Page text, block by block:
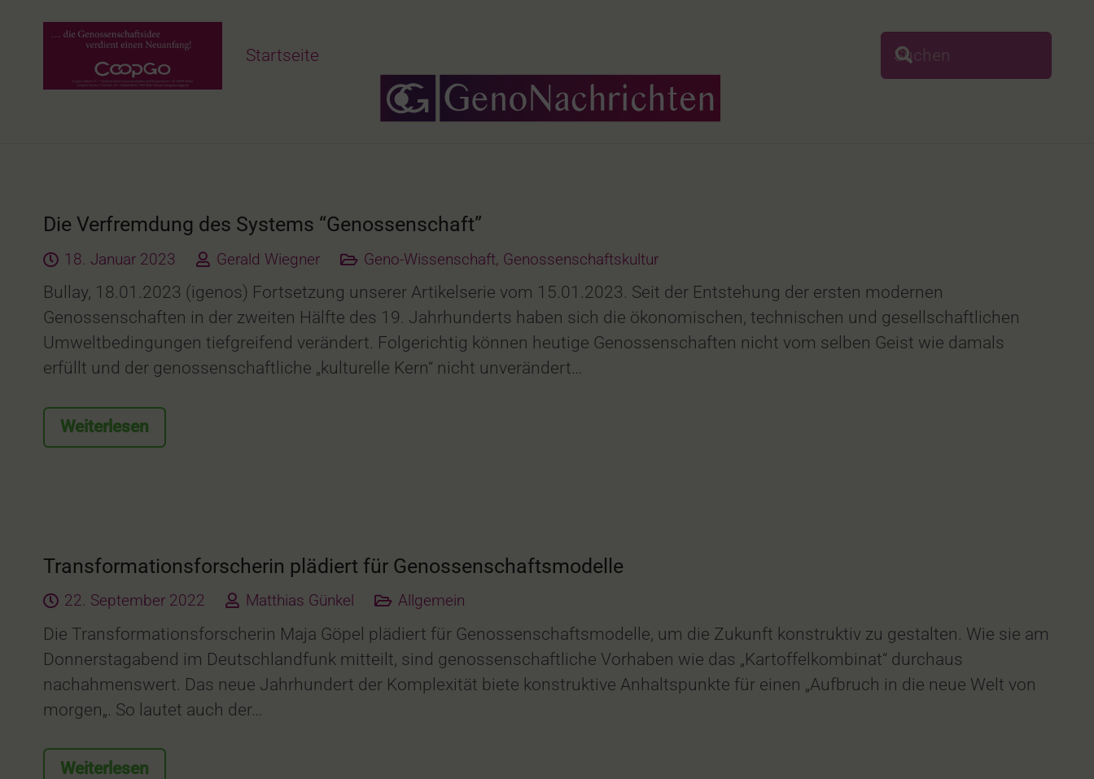
Startseite
Die Verfremdung des Systems “Genossenschaft”
18. Januar 2023 Gerald Wiegner Geno-Wissenschaft, Genossenschaftskultur
Bullay, 18.01.2023 (igenos) Fortsetzung unserer Artikelserie vom 15.01.2023. Seit der Entstehung der ersten modernen
Genossenschaften in der zweiten Hälfte des 19. Jahrhunderts haben sich die ökonomischen, technischen und gesellschaftlichen
Umweltbedin­gungen tiefgreifend verändert. Folgerichtig können heutige Genossenschaften nicht vom selben Geist wie damals
erfüllt und der genossenschaftliche „kulturelle Kern“ nicht unverändert…
Weiterlesen
Transformationsforscherin plädiert für Genossenschaftsmodelle
22. September 2022 Matthias Günkel Allgemein
Die Transformationsforscherin Maja Göpel plädiert für Genossenschaftsmodelle, um die Zukunft konstruktiv zu gestalten. Wie sie am
Donnerstagabend im Deutschlandfunk mitteilt, sind genossenschaftliche Vorhaben wie das „Kartoffelkombinat“ durchaus
nachahmenswert. Das neue Jahrhundert der Komplexität biete konstruktive Anhaltspunkte für einen „Aufbruch in die neue Welt von
morgen„. So lautet auch der…
Weiterlesen